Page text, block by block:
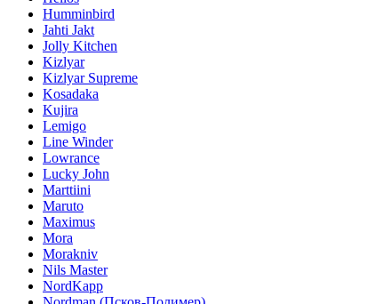
Humminbird
Jahti Jakt
Jolly Kitchen
Kizlyar
Kizlyar Supreme
Kosadaka
Kujira
Lemigo
Line Winder
Lowrance
Lucky John
Marttiini
Maruto
Maximus
Mora
Morakniv
Nils Master
NordKapp